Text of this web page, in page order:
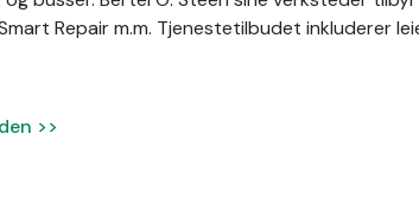
Repair m.m. Tjenestetilbudet inkluderer
>>